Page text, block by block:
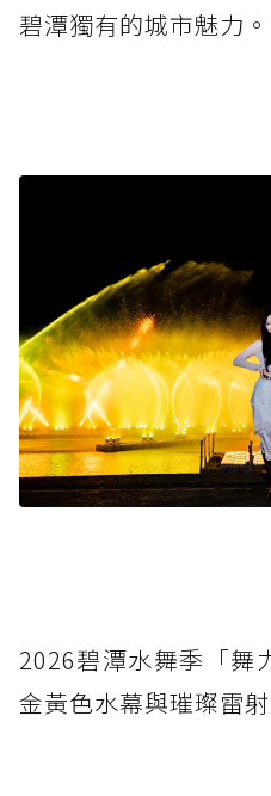
碧潭獨有的城市魅力。
2026碧潭水舞季「舞
金黃色水幕與璀璨雷